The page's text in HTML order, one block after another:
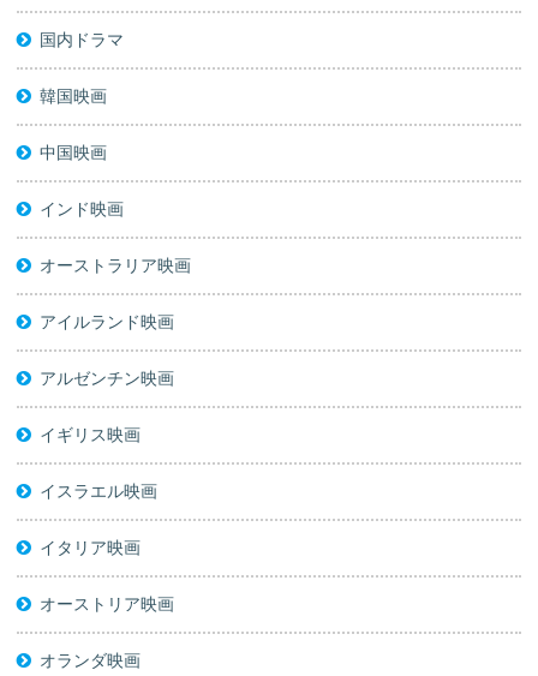
国内ドラマ
韓国映画
中国映画
インド映画
オーストラリア映画
アイルランド映画
アルゼンチン映画
イギリス映画
イスラエル映画
イタリア映画
オーストリア映画
オランダ映画